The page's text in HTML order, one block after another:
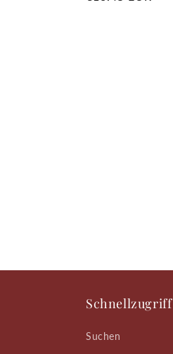
Schnellzugriff
Suchen